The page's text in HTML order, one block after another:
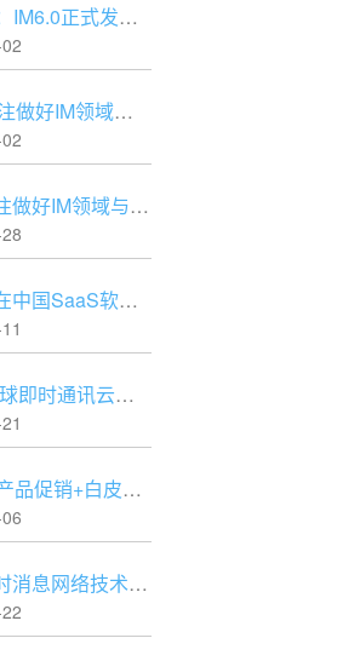
环信CTO专访：IM6.0正式发布，IM行业仍处于快速发展阶段
环信CEO：专注做好IM领域与时俱进的“水电煤”
环信十年：专注做好IM领域与时俱进的“水电煤”
刘俊彦，一个在中国SaaS软件创业领域的坚守者
RTE2023：全球即时通讯云技术专场精彩内容抢先看
环信10周年：产品促销+白皮书+开发者活动一个都不能少
《环信全球实时消息网络技术白皮书》正式发布